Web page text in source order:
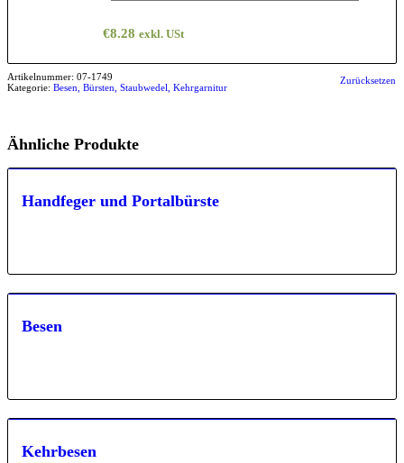
Zurücksetzen
€8.28 exkl. USt
Artikelnummer: 07-1749
Kategorie: Besen, Bürsten, Staubwedel, Kehrgarnitur
Ähnliche Produkte
Handfeger und Portalbürste
Besen
Kehrbesen